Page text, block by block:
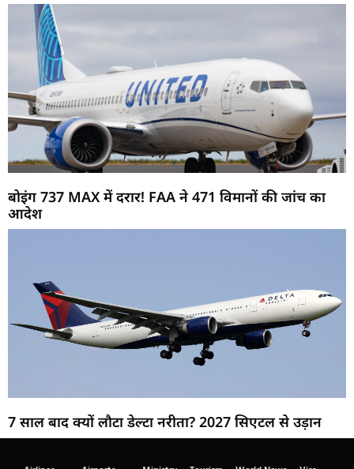
बोइंग 737 MAX में दरार! FAA ने 471 विमानों की जांच का
आदेश
7 साल बाद क्यों लौटा डेल्टा नरीता? 2027 सिएटल से उड़ान